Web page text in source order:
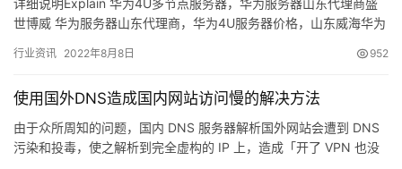
详细说明Explain 华为4U多节点服务器，华为服务器山东代理商盛
世博威 华为服务器山东代理商，华为4U服务器价格，山东威海华为
行业资讯 2022年8月8日 952
使用国外DNS造成国内网站访问慢的解决方法
由于众所周知的问题，国内 DNS 服务器解析国外网站会遭到 DNS
污染和投毒，使之解析到完全虚构的 IP 上，造成「开了 VPN 也没